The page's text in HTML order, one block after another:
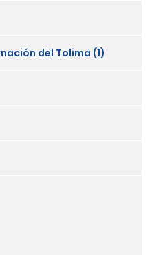
del Tolima (1)